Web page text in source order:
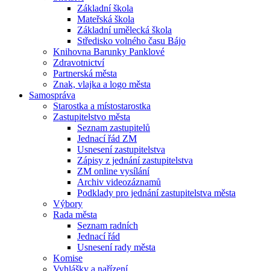
Základní škola
Mateřská škola
Základní umělecká škola
Středisko volného času Bájo
Knihovna Barunky Panklové
Zdravotnictví
Partnerská města
Znak, vlajka a logo města
Samospráva
Starostka a místostarostka
Zastupitelstvo města
Seznam zastupitelů
Jednací řád ZM
Usnesení zastupitelstva
Zápisy z jednání zastupitelstva
ZM online vysílání
Archiv videozáznamů
Podklady pro jednání zastupitelstva města
Výbory
Rada města
Seznam radních
Jednací řád
Usnesení rady města
Komise
Vyhlášky a nařízení